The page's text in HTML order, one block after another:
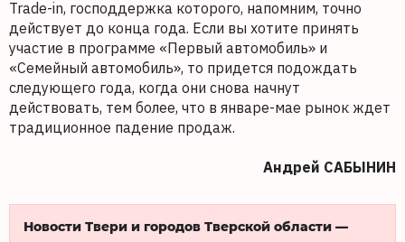
Trade-in, господдержка которого, напомним, точно
действует до конца года. Если вы хотите принять
участие в программе «Первый автомобиль» и
«Семейный автомобиль», то придется подождать
следующего года, когда они снова начнут
действовать, тем более, что в январе-мае рынок ждет
традиционное падение продаж.
Андрей САБЫНИН
Новости Твери и городов Тверской области —